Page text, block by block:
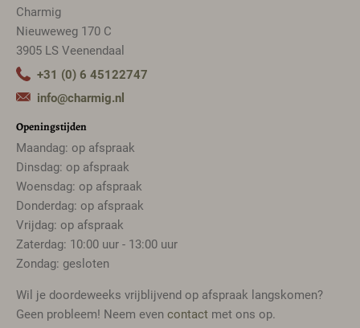
Charmig
Nieuweweg 170 C
3905 LS Veenendaal
+31 (0) 6 45122747
info@charmig.nl
Openingstijden
Maandag: op afspraak
Dinsdag: op afspraak
Woensdag: op afspraak
Donderdag: op afspraak
Vrijdag: op afspraak
Zaterdag: 10:00 uur - 13:00 uur
Zondag: gesloten
Wil je doordeweeks vrijblijvend op afspraak langskomen?
Geen probleem! Neem even contact met ons op.